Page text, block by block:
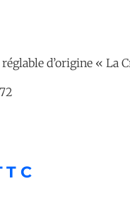
d’origine « La